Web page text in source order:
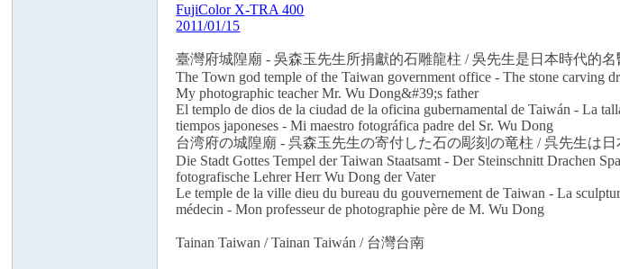
FujiColor X-TRA 400
2011/01/15
臺灣府城隍廟 - 吳森玉先生所捐獻的石雕龍柱 / 吳先生是日本時代的
The Town god temple of the Taiwan government office - The stone carving
My photographic teacher Mr. Wu Dong&#39;s father
El templo de dios de la ciudad de la oficina gubernamental de Taiwán - La
tiempos japoneses - Mi maestro fotográfica padre del Sr. Wu Dong
台湾府の城隍廟 - 呉森玉先生の寄付した石の彫刻の竜柱 / 呉先生は
Die Stadt Gottes Tempel der Taiwan Staatsamt - Der Steinschnitt Drachen
fotografische Lehrer Herr Wu Dong der Vater
Le temple de la ville dieu du bureau du gouvernement de Taiwan - La
médecin - Mon professeur de photographie père de M. Wu Dong
Tainan Taiwan / Tainan Taiwán / 台灣台南